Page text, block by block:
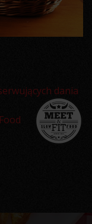
dania